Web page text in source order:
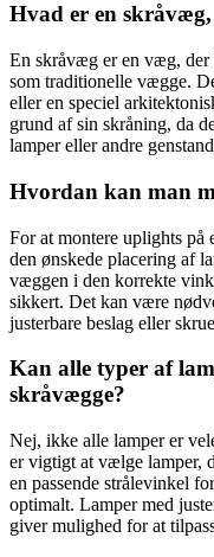
Hvad er en
En skråvæg er en væg,
som traditionelle vægge.
eller en speciel
grund af sin skråning, da
lamper eller andre
Hvordan kan man
For at montere uplights
den ønskede placering af
væggen i den korrekte
sikkert. Det kan være
justerbare beslag eller
Kan alle typer af
skråvægge?
Nej, ikke alle lamper er
er vigtigt at vælge lamper,
en passende strålevinkel
optimalt. Lamper med
giver mulighed for at